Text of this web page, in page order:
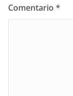
Comentario *